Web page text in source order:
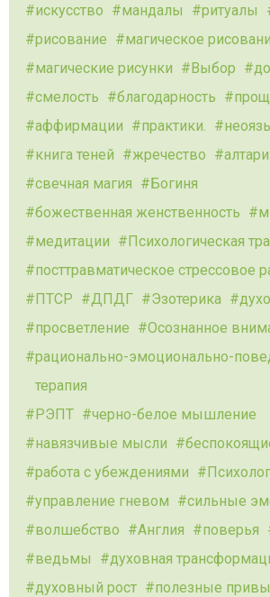
искусство
мандалы ритуалы
рисование
магическое
магические рисунки
Выбор
смелость
благодарность
аффирмации
практики.
книга теней
жречество
алтари
свечная магия
Богиня
божественная женственность
медитации
Психологическая
посттравматическое стрессовое
ПТСР
ДПДГ Эзотерика
просветление
Осознанное
рационально-эмоционально-
терапия
РЭПТ
черно-белое мышление
навязчивые мысли
работа с убеждениями
управление гневом
сильные
волшебство
Англия поверья
ведьмы
духовная
духовный рост
полезные